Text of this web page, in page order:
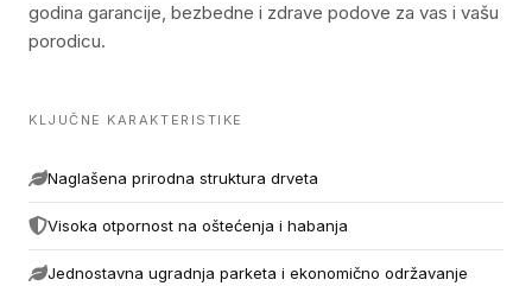
godina garancije, bezbedne i zdrave podove za vas i vašu
porodicu.
KLJUČNE KARAKTERISTIKE
Naglašena prirodna struktura drveta
Visoka otpornost na oštećenja i habanja
Jednostavna ugradnja parketa i ekonomično održavanje